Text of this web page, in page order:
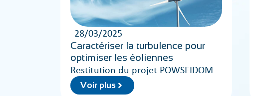
28/03/2025
Caractériser la turbulence pour
optimiser les éoliennes
Restitution du projet POWSEIDOM
Voir plus